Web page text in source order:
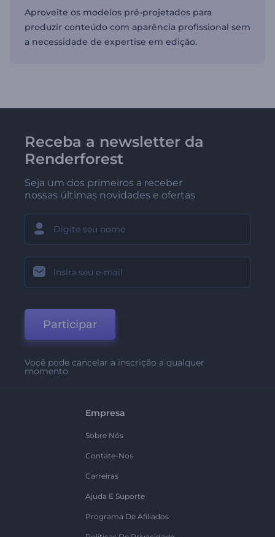
Aproveite os modelos pré-projetados para
produzir conteúdo com aparência profissional sem
a necessidade de expertise em edição.
Receba a newsletter da
Renderforest
Seja um dos primeiros a receber
nossas últimas novidades e ofertas
Participar
Você pode cancelar a inscrição a qualquer
momento
Empresa
Sobre Nós
Contate-Nos
Carreiras
Ajuda E Suporte
Programa De Afiliados